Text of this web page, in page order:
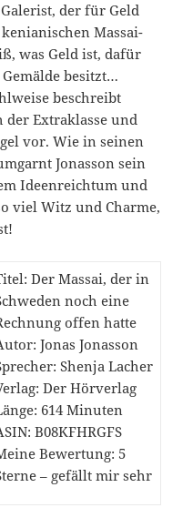
der für Geld
Massai-
was Geld ist, dafür
besitzt…
beschreibt
der Extraklasse und
vor. Wie in seinen
Jonasson sein
Ideenreichtum und
viel Witz und Charme,
Der Massai, der in
noch eine
offen hatte
Jonas Jonasson
Shenja Lacher
Der Hörverlag
614 Minuten
B08KFHRGFS
Bewertung: 5
– gefällt mir sehr